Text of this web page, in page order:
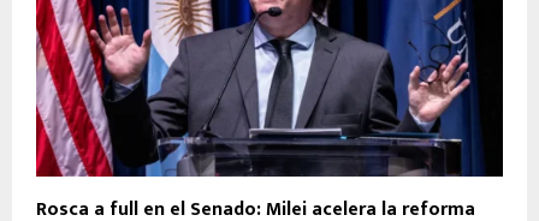
Rosca a full en el Senado: Milei acelera la reforma